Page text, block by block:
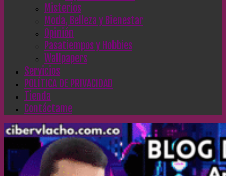
Misterios
Moda, Belleza y Bienestar
Opinión
Pasatiempos y Hobbies
Wallpapers
Servicios
POLÍTICA DE PRIVACIDAD
Tienda
Contáctame